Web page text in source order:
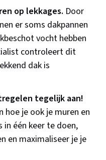
op lekkages. Door
er soms dakpannen
vocht hebben
controleert dit
dak is
tegelijk aan!
hoe je ook je muren en
in één keer te doen,
en maximaliseer je je